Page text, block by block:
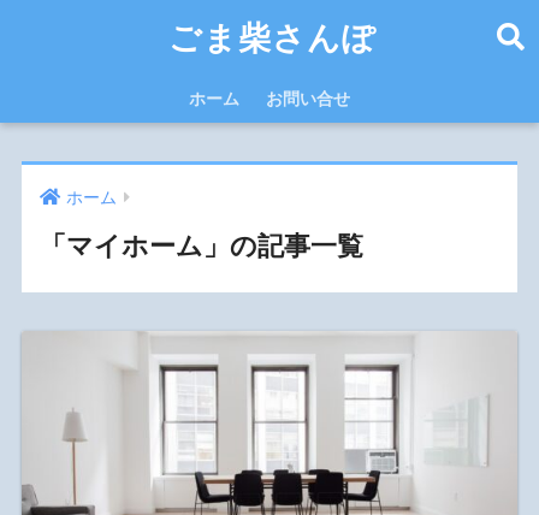
ごま柴さんぽ
ホーム お問い合せ
ホーム
「マイホーム」の記事一覧